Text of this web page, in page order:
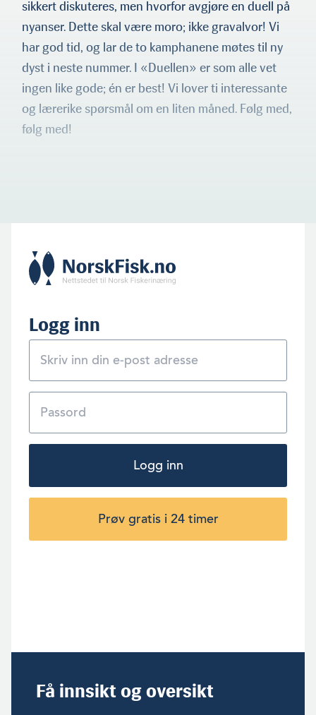
sikkert diskuteres, men hvorfor avgjøre en duell på
nyanser. Dette skal være moro; ikke gravalvor! Vi
har god tid, og lar de to kamphanene møtes til ny
dyst i neste nummer. I «Duellen» er som alle vet
ingen like gode; én er best! Vi lover ti interessante
og lærerike spørsmål om en liten måned. Følg med,
følg med!
Logg inn
Logg inn
Prøv gratis i 24 timer
Få innsikt og oversikt